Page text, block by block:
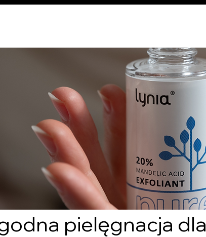
pielęgnacja dla